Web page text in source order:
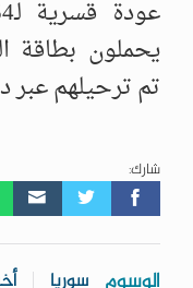
يحملون بطاقة
تم ترحيلهم عبر
شارك: